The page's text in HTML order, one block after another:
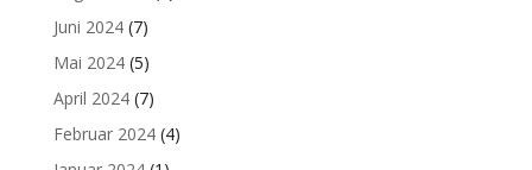
Juni 2024(7)
Mai 2024(5)
April 2024(7)
Februar 2024(4)